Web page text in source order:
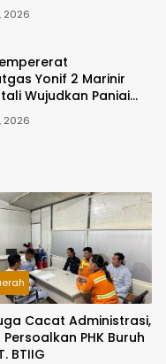
2026
Yonif 2 Marinir
Wujudkan Paniai
2026
Cacat Administrasi,
Persoalkan PHK Buruh
BTIIG